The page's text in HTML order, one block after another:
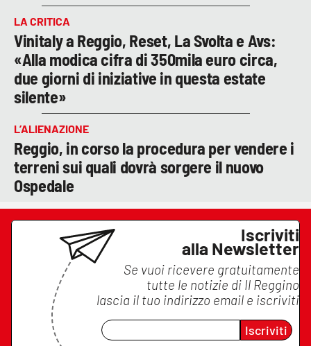
LA CRITICA
Vinitaly a Reggio, Reset, La Svolta e Avs:
«Alla modica cifra di 350mila euro circa,
due giorni di iniziative in questa estate
silente»
L’ALIENAZIONE
Reggio, in corso la procedura per vendere i
terreni sui quali dovrà sorgere il nuovo
Ospedale
Iscriviti
alla Newsletter
Se vuoi ricevere gratuitamente
tutte le notizie di Il Reggino
lascia il tuo indirizzo email e iscriviti
Iscriviti